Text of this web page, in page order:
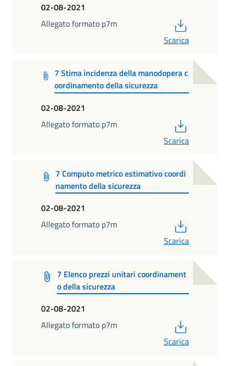
02-08-2021
Allegato formato p7m
Scarica
7 Stima incidenza della manodopera c
oordinamento della sicurezza
02-08-2021
Allegato formato p7m
Scarica
7 Computo metrico estimativo coordi
namento della sicurezza
02-08-2021
Allegato formato p7m
Scarica
7 Elenco prezzi unitari coordinament
o della sicurezza
02-08-2021
Allegato formato p7m
Scarica